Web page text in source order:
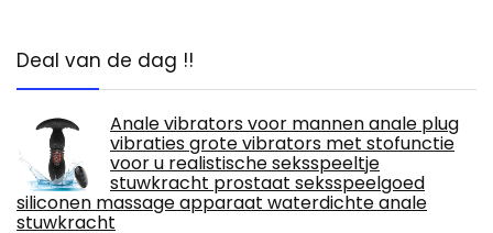
Deal van de dag !!
Anale vibrators voor mannen anale plug
vibraties grote vibrators met stofunctie
voor u realistische seksspeeltje
stuwkracht prostaat seksspeelgoed
siliconen massage apparaat waterdichte anale
stuwkracht